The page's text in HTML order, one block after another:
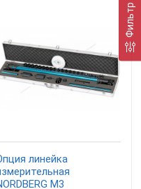
Фильтр
линейка
M3